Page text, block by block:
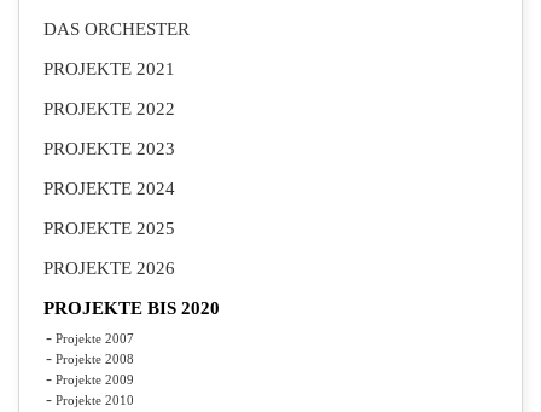
DAS ORCHESTER
PROJEKTE 2021
PROJEKTE 2022
PROJEKTE 2023
PROJEKTE 2024
PROJEKTE 2025
PROJEKTE 2026
PROJEKTE BIS 2020
Projekte 2007
Projekte 2008
Projekte 2009
Projekte 2010